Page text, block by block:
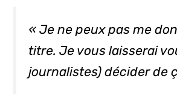
« Je ne peux pas me
titre. Je vous laisserai
journalistes) décider de